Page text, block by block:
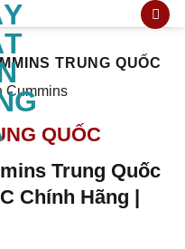
TRUNG QUỐC
QUỐC
Trung Quốc
Chính Hãng |